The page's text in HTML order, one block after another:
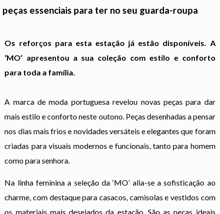
peças essenciais para ter no seu guarda-roupa
Os reforços para esta estação já estão disponíveis. A
‘MO’ apresentou a sua coleção com estilo e conforto
para toda a família.
A marca de moda portuguesa revelou novas peças para dar
mais estilo e conforto neste outono. Peças desenhadas a pensar
nos dias mais frios e novidades versáteis e elegantes que foram
criadas para visuais modernos e funcionais, tanto para homem
como para senhora.
Na linha feminina a seleção da ‘MO’ alia-se a sofisticação ao
charme, com destaque para casacos, camisolas e vestidos com
os materiais mais desejados da estação. São as peças ideais